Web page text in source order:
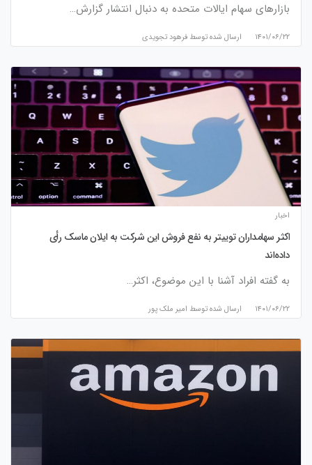
بازارهای سهام ایالات متحده به دنبال انتشار گزارش…
۱۴۰۱/۰۶/۲۲ ارسال شده توسط فرهود تجویدی
اخبار
اکثر سهامداران توییتر به نفع فروش این شرکت به ایلان ماسک رأی
داده‌اند
به گفته افراد آشنا با این موضوع، اکثر…
۱۴۰۱/۰۶/۲۲ ارسال شده توسط امیر ملک پور